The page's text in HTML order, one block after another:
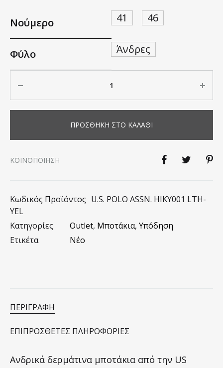
Νούμερο 41 46
Φύλο Άνδρες
ΠΡΟΣΘΉΚΗ ΣΤΟ ΚΑΛΆΘΙ
KΟΙΝΟΠΟΊΗΣΗ
Κωδικός Προϊόντος U.S. POLO ASSN. HIKY001 LTH-
YEL
Κατηγορίες
Outlet, Μποτάκια, Υπόδηση
Ετικέτα
Νέο
ΠΕΡΙΓΡΑΦΉ
ΕΠΙΠΡΌΣΘΕΤΕΣ ΠΛΗΡΟΦΟΡΊΕΣ
Ανδρικά δερμάτινα μποτάκια από την US